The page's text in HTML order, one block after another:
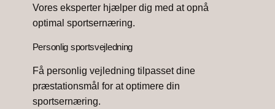
Vores eksperter hjælper dig med at opnå
optimal sportsernæring.
Personlig sportsvejledning
Få personlig vejledning tilpasset dine
præstationsmål for at optimere din
sportsernæring.